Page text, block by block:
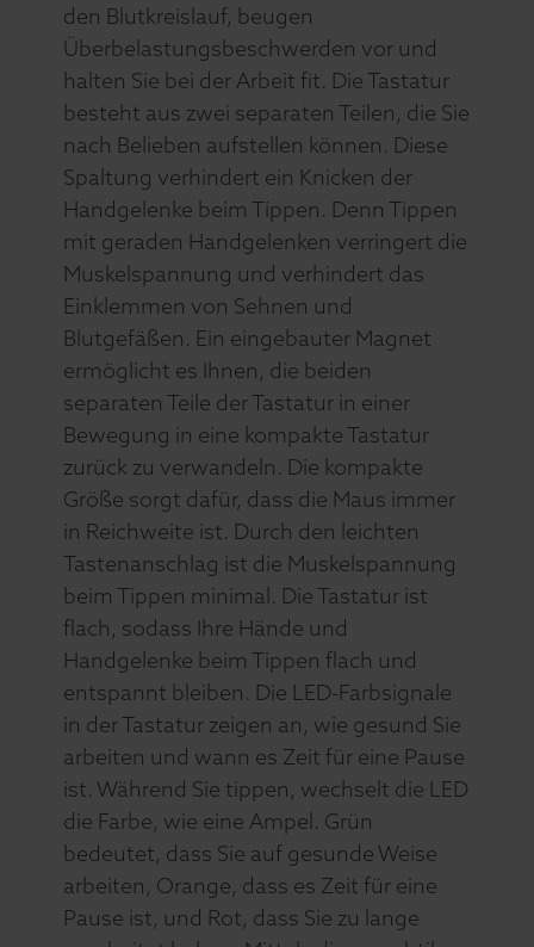
den Blutkreislauf, beugen
Überbelastungsbeschwerden vor und
halten Sie bei der Arbeit fit. Die Tastatur
besteht aus zwei separaten Teilen, die Sie
nach Belieben aufstellen können. Diese
Spaltung verhindert ein Knicken der
Handgelenke beim Tippen. Denn Tippen
mit geraden Handgelenken verringert die
Muskelspannung und verhindert das
Einklemmen von Sehnen und
Blutgefäßen. Ein eingebauter Magnet
ermöglicht es Ihnen, die beiden
separaten Teile der Tastatur in einer
Bewegung in eine kompakte Tastatur
zurück zu verwandeln. Die kompakte
Größe sorgt dafür, dass die Maus immer
in Reichweite ist. Durch den leichten
Tastenanschlag ist die Muskelspannung
beim Tippen minimal. Die Tastatur ist
flach, sodass Ihre Hände und
Handgelenke beim Tippen flach und
entspannt bleiben. Die LED-Farbsignale
in der Tastatur zeigen an, wie gesund Sie
arbeiten und wann es Zeit für eine Pause
ist. Während Sie tippen, wechselt die LED
die Farbe, wie eine Ampel. Grün
bedeutet, dass Sie auf gesunde Weise
arbeiten, Orange, dass es Zeit für eine
Pause ist, und Rot, dass Sie zu lange